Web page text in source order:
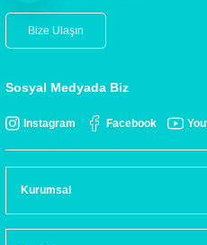
Bize Ulaşın
Sosyal Medyada Biz
Instagram Facebook
Kurumsal